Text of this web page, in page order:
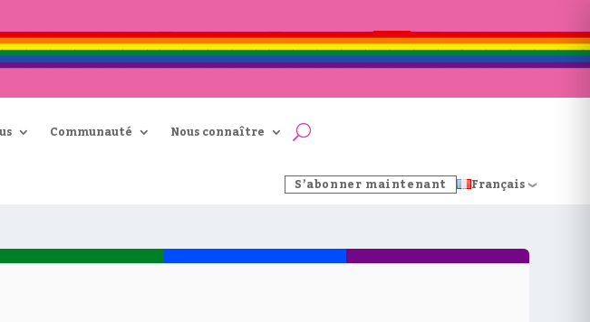
Communauté Nous connaître
S’abonner maintenant Français